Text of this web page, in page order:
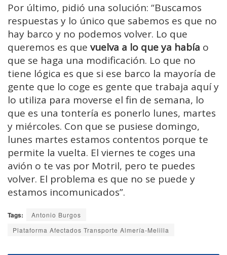
Por último, pidió una solución: “Buscamos
respuestas y lo único que sabemos es que no
hay barco y no podemos volver. Lo que
queremos es que vuelva a lo que ya había o
que se haga una modificación. Lo que no
tiene lógica es que si ese barco la mayoría de
gente que lo coge es gente que trabaja aquí y
lo utiliza para moverse el fin de semana, lo
que es una tontería es ponerlo lunes, martes
y miércoles. Con que se pusiese domingo,
lunes martes estamos contentos porque te
permite la vuelta. El viernes te coges una
avión o te vas por Motril, pero te puedes
volver. El problema es que no se puede y
estamos incomunicados”.
Tags:
Antonio Burgos
Plataforma Afectados Transporte Almería-Melilla